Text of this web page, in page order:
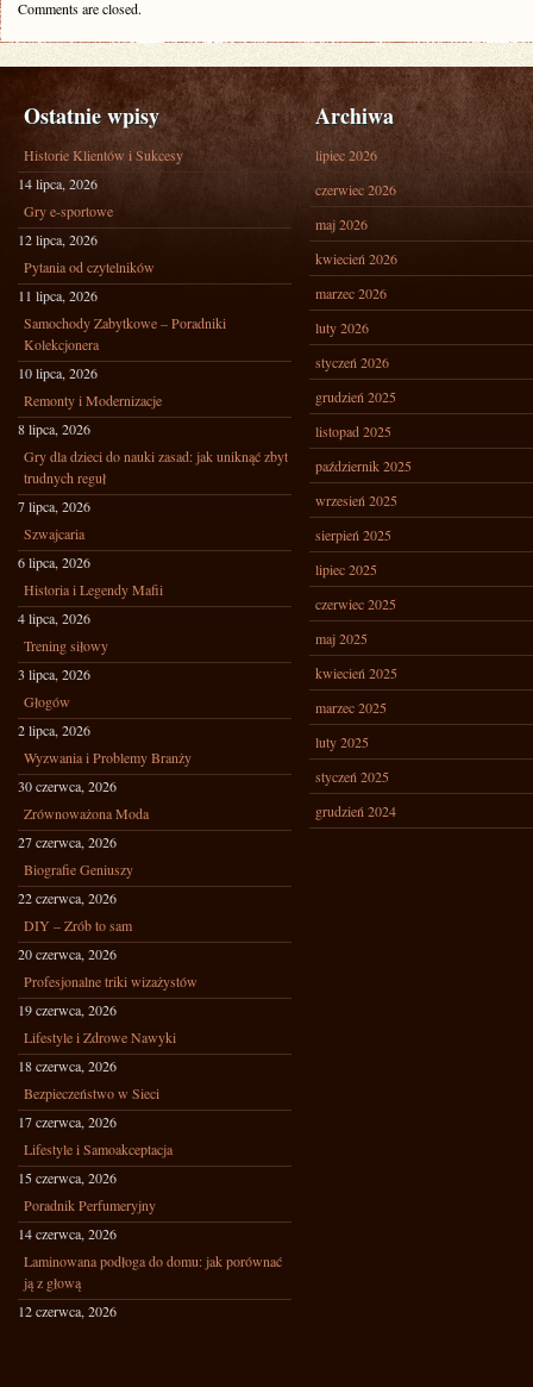
Comments are closed.
Ostatnie wpisy
Historie Klientów i Sukcesy
14 lipca, 2026
Gry e-sportowe
12 lipca, 2026
Pytania od czytelników
11 lipca, 2026
Samochody Zabytkowe – Poradniki
Kolekcjonera
10 lipca, 2026
Remonty i Modernizacje
8 lipca, 2026
Gry dla dzieci do nauki zasad: jak uniknąć zbyt
trudnych reguł
7 lipca, 2026
Szwajcaria
6 lipca, 2026
Historia i Legendy Mafii
4 lipca, 2026
Trening siłowy
3 lipca, 2026
Głogów
2 lipca, 2026
Wyzwania i Problemy Branży
30 czerwca, 2026
Zrównoważona Moda
27 czerwca, 2026
Biografie Geniuszy
22 czerwca, 2026
DIY – Zrób to sam
20 czerwca, 2026
Profesjonalne triki wizażystów
19 czerwca, 2026
Lifestyle i Zdrowe Nawyki
18 czerwca, 2026
Bezpieczeństwo w Sieci
17 czerwca, 2026
Lifestyle i Samoakceptacja
15 czerwca, 2026
Poradnik Perfumeryjny
14 czerwca, 2026
Laminowana podłoga do domu: jak porównać
ją z głową
12 czerwca, 2026
Archiwa
lipiec 2026
czerwiec 2026
maj 2026
kwiecień 2026
marzec 2026
luty 2026
styczeń 2026
grudzień 2025
listopad 2025
październik 2025
wrzesień 2025
sierpień 2025
lipiec 2025
czerwiec 2025
maj 2025
kwiecień 2025
marzec 2025
luty 2025
styczeń 2025
grudzień 2024